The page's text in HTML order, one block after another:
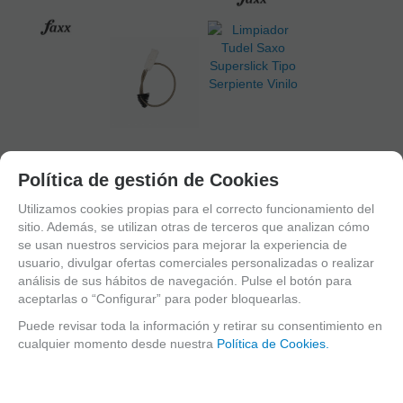
De Boquilla
Negro 0.8Mm
Limpiador
Tudel Saxo
Superslick
Tipo Serpiente
Alambre
CÓMPRALO Y LO
RECIBIRÁS AL DIA
Limpiador
Tudel Saxo
Tipo Serpiente
Vinilo
Política de gestión de Cookies
Utilizamos cookies propias para el correcto funcionamiento del
sitio. Además, se utilizan otras de terceros que analizan cómo
se usan nuestros servicios para mejorar la experiencia de
usuario, divulgar ofertas comerciales personalizadas o realizar
análisis de sus hábitos de navegación. Pulse el botón para
aceptarlas o “Configurar” para poder bloquearlas.
Puede revisar toda la información y retirar su consentimiento en
cualquier momento desde nuestra Política de Cookies.